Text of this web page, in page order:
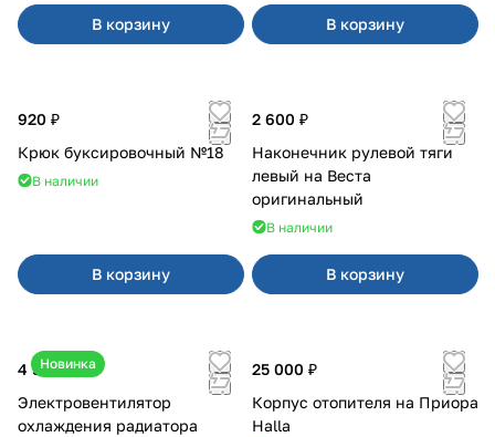
В корзину В корзину
920 ₽
Крюк буксировочный №18
В наличии
В корзину
2 600 ₽
Наконечник рулевой тяги
левый на Веста
оригинальный
В наличии
В корзину
Новинка
4 550 ₽
Электровентилятор
охлаждения радиатора
25 000 ₽
Корпус отопителя на Приора
Halla